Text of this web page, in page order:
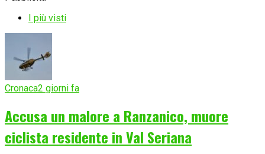
I più visti
Cronaca2 giorni fa
Accusa un malore a Ranzanico, muore
ciclista residente in Val Seriana